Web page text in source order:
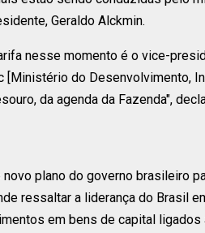
Geraldo Alckmin.
nesse momento é o vice-
do Desenvolvimento,
da agenda da Fazenda",
plano do governo brasileiro
ressaltar a liderança do Brasil
em bens de capital ligados